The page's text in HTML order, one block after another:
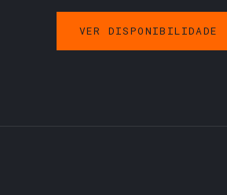
VER DISPONIBILIDADE